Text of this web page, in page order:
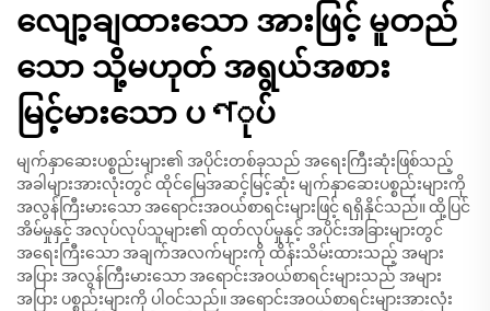
လျော့ချထားသော အားဖြင့် မူတည်
သော သို့မဟုတ် အရွယ်အစား
မြင့်မားသော ပণုပ်
မျက်နှာဆေးပစ္စည်းများ၏ အပိုင်းတစ်ခုသည် အရေးကြီးဆုံးဖြစ်သည့်
အခါများအားလုံးတွင် ထိုင်မြေအဆင့်မြင့်ဆုံး မျက်နှာဆေးပစ္စည်းများကို
အလွန်ကြီးမားသော အရောင်းအဝယ်စာရင်းများဖြင့် ရရှိနိုင်သည်။ ထို့ပြင်
အိမ်မှုနှင့် အလုပ်လုပ်သူများ၏ ထုတ်လုပ်မှုနှင့် အပိုင်းအခြားများတွင်
အရေးကြီးသော အချက်အလက်များကို ထိန်းသိမ်းထားသည့် အများ
အပြား အလွန်ကြီးမားသော အရောင်းအဝယ်စာရင်းများသည် အများ
အပြား ပစ္စည်းများကို ပါဝင်သည်။ အရောင်းအဝယ်စာရင်းများအားလုံး